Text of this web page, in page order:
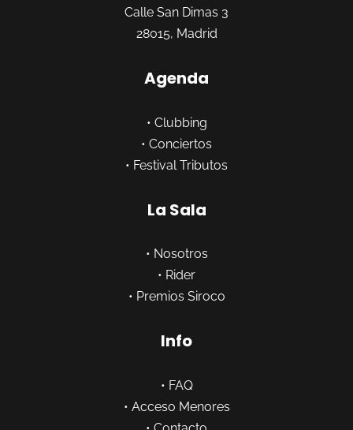
Calle San Dimas 3
28015, Madrid
Agenda
• Clubbing
• Conciertos
• Festival Tributos
La Sala
• Nosotros
• Rider
• Premios Siroco
Info
• FAQ
• Acceso Menores